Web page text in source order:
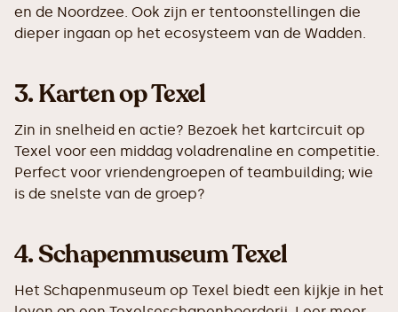
en de Noordzee. Ook zijn er tentoonstellingen die
dieper ingaan op het ecosysteem van de Wadden.
3. Karten op Texel
Zin in snelheid en actie? Bezoek het kartcircuit op
Texel voor een middag voladrenaline en competitie.
Perfect voor vriendengroepen of teambuilding; wie
is de snelste van de groep?
4. Schapenmuseum Texel
Het Schapenmuseum op Texel biedt een kijkje in het